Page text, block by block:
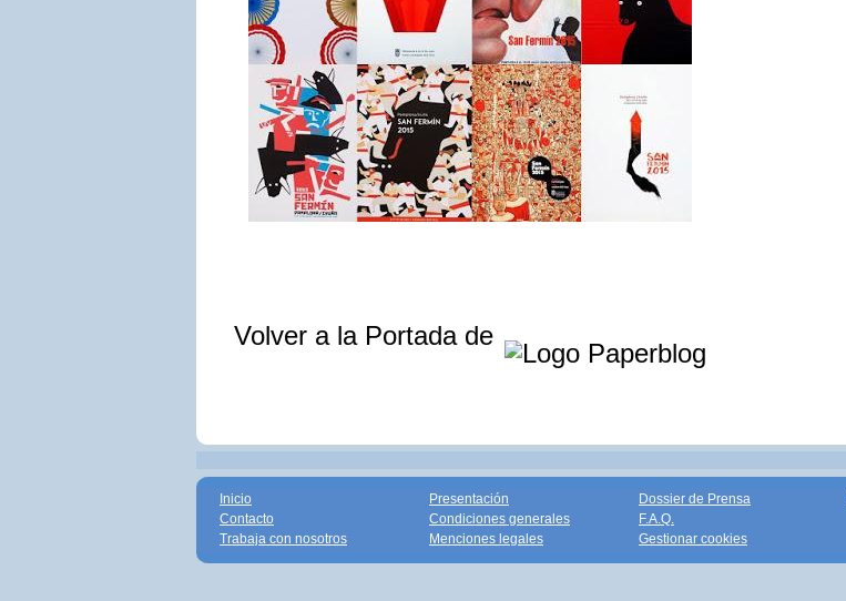
Volver a la Portada de
Inicio
Contacto
Trabaja con nosotros
Presentación
Condiciones generales
Menciones legales
Dossier de Prensa
F.A.Q.
Gestionar cookies